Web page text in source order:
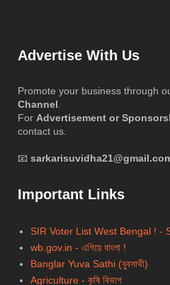
Advertise With Us
Promote your business through
Channel
For Advertisement or
contact us.
📧
Important Links
SIR Voter List West Bengal ! -
wb.gov.in - এগিয়ে বাংলা !
Banglar Yuva Sathi (যুবসাথী)
Agriculture - কৃষি বিভাগ